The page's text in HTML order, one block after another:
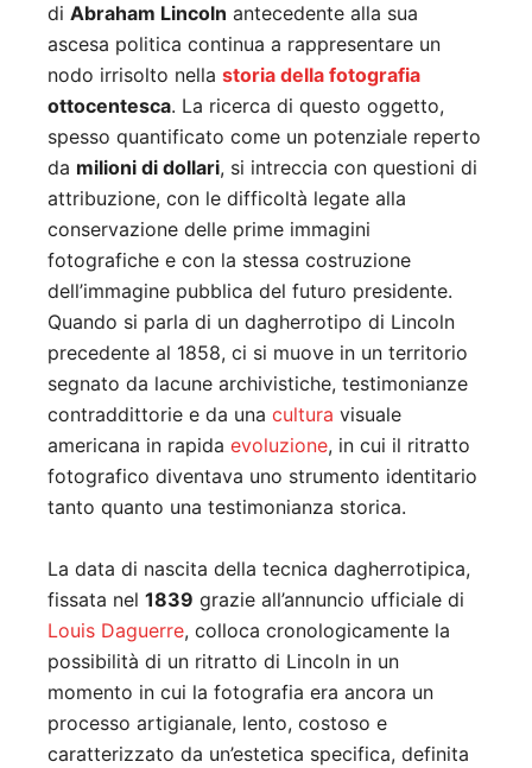
di Abraham Lincoln antecedente alla sua
ascesa politica continua a rappresentare un
nodo irrisolto nella storia della fotografia
ottocentesca. La ricerca di questo oggetto,
spesso quantificato come un potenziale reperto
da milioni di dollari, si intreccia con questioni di
attribuzione, con le difficoltà legate alla
conservazione delle prime immagini
fotografiche e con la stessa costruzione
dell’immagine pubblica del futuro presidente.
Quando si parla di un dagherrotipo di Lincoln
precedente al 1858, ci si muove in un territorio
segnato da lacune archivistiche, testimonianze
contraddittorie e da una cultura visuale
americana in rapida evoluzione, in cui il ritratto
fotografico diventava uno strumento identitario
tanto quanto una testimonianza storica.
La data di nascita della tecnica dagherrotipica,
fissata nel 1839 grazie all’annuncio ufficiale di
Louis Daguerre, colloca cronologicamente la
possibilità di un ritratto di Lincoln in un
momento in cui la fotografia era ancora un
processo artigianale, lento, costoso e
caratterizzato da un’estetica specifica, definita